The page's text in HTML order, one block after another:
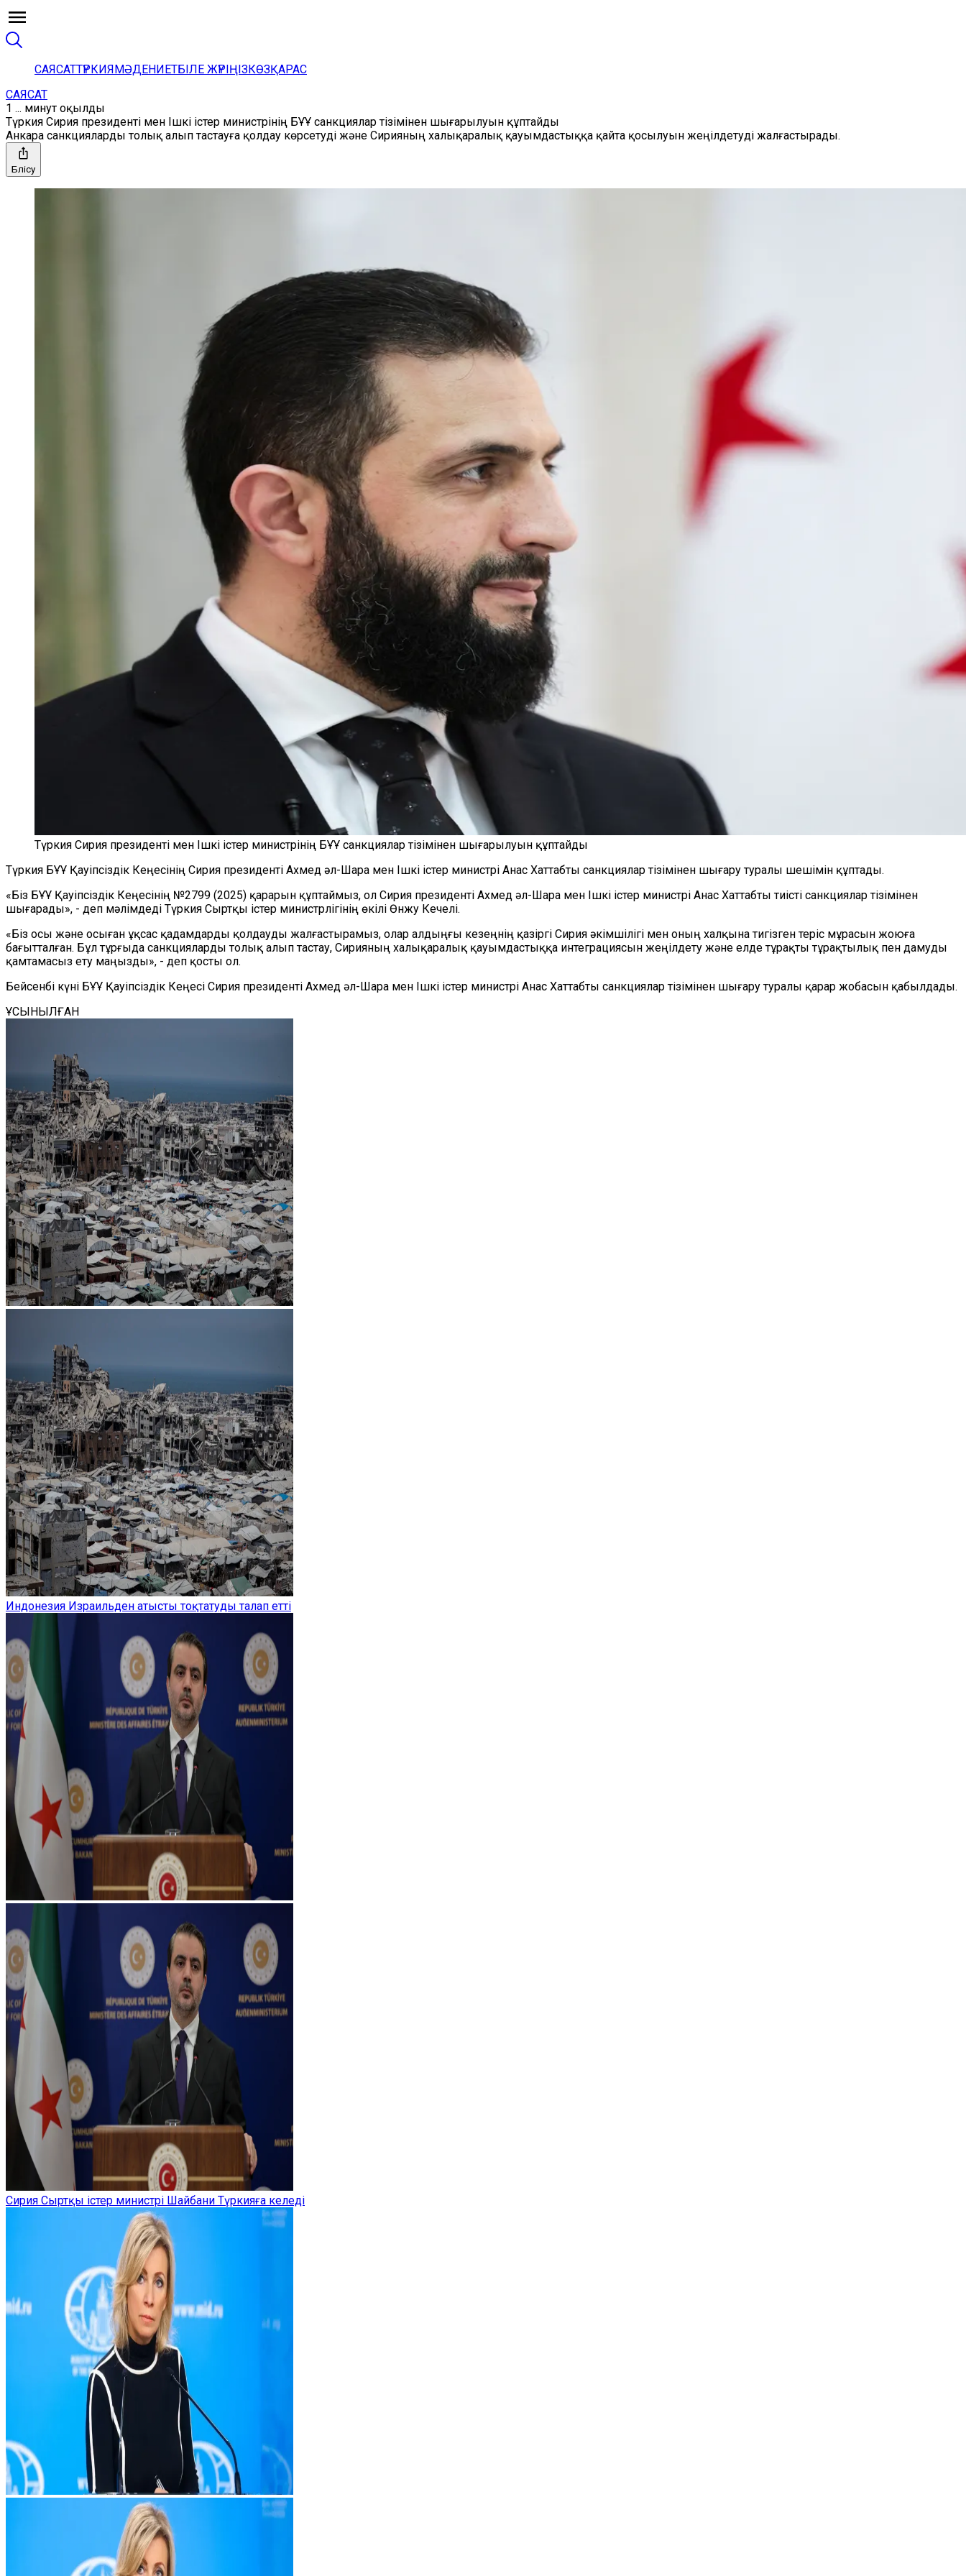
САЯСАТТҮРКИЯМӘДЕНИЕТБІЛЕ ЖҮРІҢІЗКӨЗҚАРАС
САЯСАТ
1 ... минут оқылды
Түркия Сирия президенті мен Ішкі істер министрінің БҰҰ санкциялар тізімінен шығарылуын құптайды
Анкара санкцияларды толық алып тастауға қолдау көрсетуді және Сирияның халықаралық қауымдастыққа қайта қосылуын жеңілдетуді жалғастырады.
Бөлісу
Түркия Сирия президенті мен Ішкі істер министрінің БҰҰ санкциялар тізімінен шығарылуын құптайды
Түркия БҰҰ Қауіпсіздік Кеңесінің Сирия президенті Ахмед әл-Шара мен Ішкі істер министрі Анас Хаттабты санкциялар тізімінен шығару туралы шешімін құптады.
«Біз БҰҰ Қауіпсіздік Кеңесінің №2799 (2025) қарарын құптаймыз, ол Сирия президенті Ахмед әл-Шара мен Ішкі істер министрі Анас Хаттабты тиісті санкциялар тізімінен
шығарады», - деп мәлімдеді Түркия Сыртқы істер министрлігінің өкілі Өнжу Кечелі.
«Біз осы және осыған ұқсас қадамдарды қолдауды жалғастырамыз, олар алдыңғы кезеңнің қазіргі Сирия әкімшілігі мен оның халқына тигізген теріс мұрасын жоюға
бағытталған. Бұл тұрғыда санкцияларды толық алып тастау, Сирияның халықаралық қауымдастыққа интеграциясын жеңілдету және елде тұрақты тұрақтылық пен дамуды
қамтамасыз ету маңызды», - деп қосты ол.
Бейсенбі күні БҰҰ Қауіпсіздік Кеңесі Сирия президенті Ахмед әл-Шара мен Ішкі істер министрі Анас Хаттабты санкциялар тізімінен шығару туралы қарар жобасын қабылдады.
ҰСЫНЫЛҒАН
Индонезия Израильден атысты тоқтатуды талап етті
Сирия Сыртқы істер министрі Шайбани Түркияға келеді